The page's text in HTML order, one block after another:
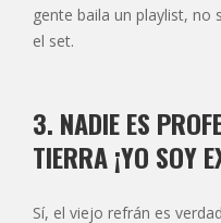
gente baila un playlist, no
el set.
3. NADIE ES
TIERRA ¡YO SOY
Sí, el viejo refrán es